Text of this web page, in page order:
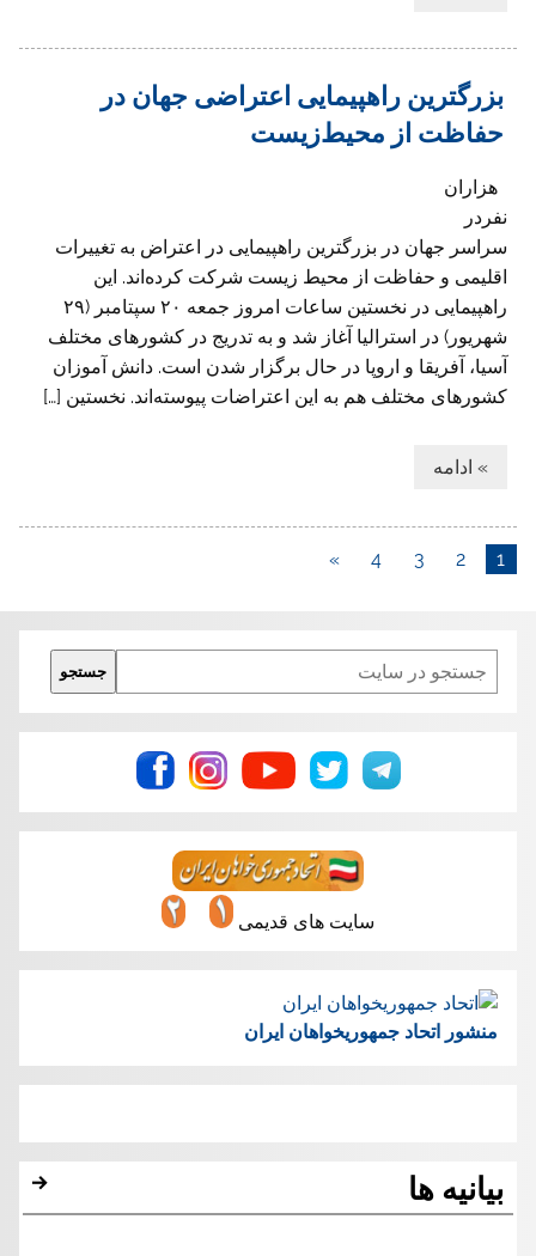
بزرگترین راهپیمایی اعتراضی جهان در
حفاظت از محیط‌زیست
هزاران
نفردر
سراسر جهان در بزرگترین راهپیمایی در اعتراض به تغییرات
اقلیمی و حفاظت از محیط زیست شرکت کرده‌اند. این
راهپیمایی در نخستین ساعات امروز جمعه ۲۰ سپتامبر (۲۹
شهریور) در استرالیا آغاز شد و به تدریج در کشورهای مختلف
آسیا، آفریقا و اروپا در حال برگزار شدن است. دانش آموزان
کشورهای مختلف هم به این اعتراضات پیوسته‌اند. نخستین […]
» ادامه
1
2
3
4
»
Search
جستجو
سایت های قدیمی
منشور اتحاد جمهوریخواهان ایران
بیانیه ها